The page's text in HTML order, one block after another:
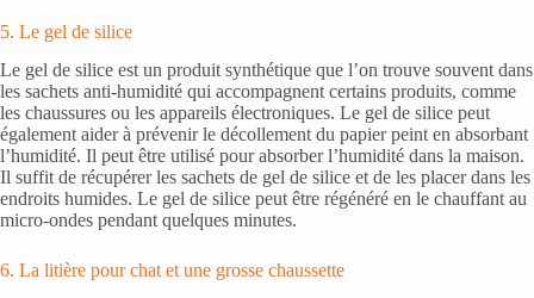
5. Le gel de silice
Le gel de silice est un produit synthétique que l’on trouve souvent dans
les sachets anti-humidité qui accompagnent certains produits, comme
les chaussures ou les appareils électroniques. Le gel de silice peut
également aider à prévenir le décollement du papier peint en absorbant
l’humidité. Il peut être utilisé pour absorber l’humidité dans la maison.
Il suffit de récupérer les sachets de gel de silice et de les placer dans les
endroits humides. Le gel de silice peut être régénéré en le chauffant au
micro-ondes pendant quelques minutes.
6. La litière pour chat et une grosse chaussette